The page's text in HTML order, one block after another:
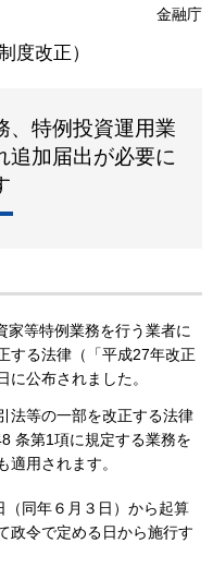
金融庁
度改正）
、特例投資運用業
追加届出が必要に
家等特例業務を行う業者に
する法律（「平成27年改正
公布されました。
法等の一部を改正する法律
条第1項に規定する業務を
用されます。
同年６月３日）から起算
政令で定める日から施行す